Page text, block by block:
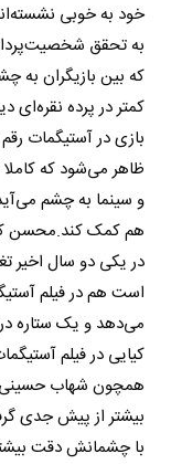
خود به خوبی
به تحقق
که بین بازیگران به
کمتر در پرده نقره‌ای
بازی در آستیگمات
ظاهر می‌شود که
و سینما به چشم
هم کمک کند.محسن
در یکی دو سال اخیر
است هم در فیلم
می‌دهد و یک ستاره
کیایی در فیلم
همچون شهاب
بیشتر از پیش جدی
با چشمانش دقت